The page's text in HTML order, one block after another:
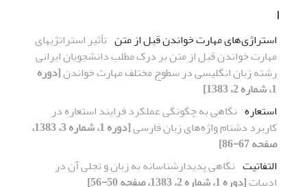
ا
استراژی‌های مهارت خواندن قبل از متن تأثیر استراتژیهای
مهارت خواندن قبل از متن بر درک مطلب دانشجویان ایرانی
رشته زبان انگلیسی در سطوح مختلف مهارت خواندن[دوره
1، شماره 2، 1383]
استعاره نگاهی به چگونگی عملکرد فرایند استعاره در
کاربرد دشنام واژه‌های زبان فارسی
[دوره 1، شماره 3، 1383،
صفحه 67-86]
التفاتیت نگاهی پدیدارشناسانه به زبان و تجلی آن در
ادبیات[دوره 1، شماره 2، 1383، صفحه 50-56]